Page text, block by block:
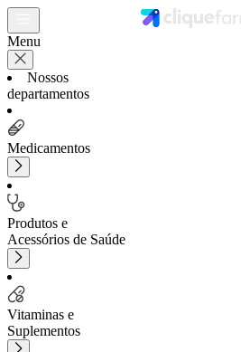
Menu
Nossos
departamentos
Medicamentos
Produtos e
Acessórios de Saúde
Vitaminas e
Suplementos